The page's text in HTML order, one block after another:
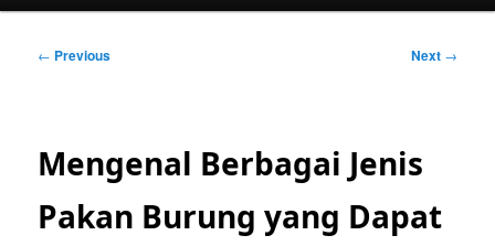
Post
← Previous Next →
Mengenal Berbagai Jenis
Pakan Burung yang Dapat